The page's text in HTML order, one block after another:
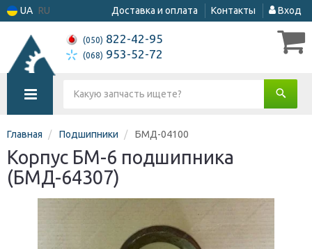
UA RU Доставка и оплата Контакты Вход
(050) 822-42-95
(068) 953-52-72
Главная Подшипники БМД-04100
Корпус БМ-6 подшипника
(БМД-64307)